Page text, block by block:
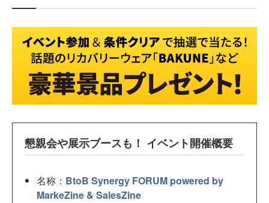
懇親会や展示ブースも！ イベント開催概要
名称： BtoB Synergy FORUM powered by
MarkeZine & SalesZine